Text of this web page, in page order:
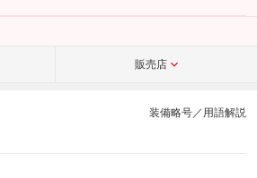
こちら
販売店
装備略号／用語解説